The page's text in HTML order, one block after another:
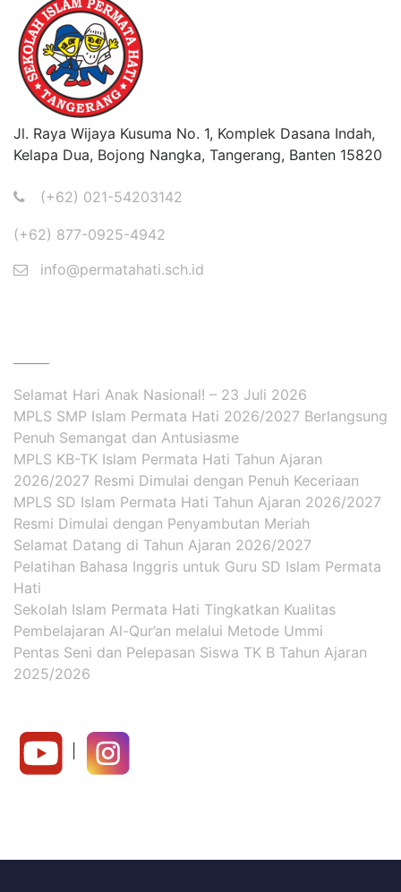
Jl. Raya Wijaya Kusuma No. 1, Komplek Dasana Indah,
Kelapa Dua, Bojong Nangka, Tangerang, Banten 15820
(+62) 021-54203142
(+62) 877-0925-4942
info@permatahati.sch.id
Selamat Hari Anak Nasional! – 23 Juli 2026
MPLS SMP Islam Permata Hati 2026/2027 Berlangsung
Penuh Semangat dan Antusiasme
MPLS KB-TK Islam Permata Hati Tahun Ajaran
2026/2027 Resmi Dimulai dengan Penuh Keceriaan
MPLS SD Islam Permata Hati Tahun Ajaran 2026/2027
Resmi Dimulai dengan Penyambutan Meriah
Selamat Datang di Tahun Ajaran 2026/2027
Pelatihan Bahasa Inggris untuk Guru SD Islam Permata
Hati
Sekolah Islam Permata Hati Tingkatkan Kualitas
Pembelajaran Al-Qur’an melalui Metode Ummi
Pentas Seni dan Pelepasan Siswa TK B Tahun Ajaran
2025/2026